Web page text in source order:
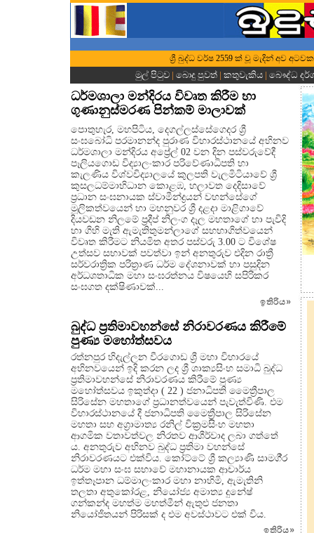
ශ්‍රී බුද්ධ වර්ෂ 2559 ක් වූ මැදින් අව
මුල් පිටුව | බොදු පුවත්| කතුවැකිය| බෞද්ධ
ධර්මශාලා මන්දිරය විවෘත කිරීම හා
ගුණානුස්මරණ පින්කම් මාලාවක්
පොතුහැර, මහපිටිය, දෙගල්ලස්සේගෙදර ශ්‍රී
සංඝබෝධි පරමානන්ද පුරාණ විහාරස්ථානයේ අභිනව
ධර්මශාලා මන්දිරය අප්‍රේල් 02 වන දින පස්වරුවේදී
පෑලියගොඩ විද්‍යාලංකාර පරිවේණාධිපති හා
කැලණිය විශ්වවිද්‍යාලයේ කුලපති වැලමිටියාවේ ශ්‍රී
කුසලධම්මාභිධාන කොළඹ, හලාවත දෙදිසාවේ
ප්‍රධාන සංඝනායක ස්වාමීන්ද්‍රයන් වහන්සේගේ
මූලිකත්වයෙන් හා මහනුවර ශ්‍රී දළදා මාළිගාවේ
දියවඩන නිලමේ ප්‍රදීප් නිලංග දෑල මහතාගේ හා පැවිදි
හා ගිහි මැති ඇමැතිතුමන්ලාගේ සහභාගිත්වයෙන්
විවෘත කිරීමට නියමිත අතර පස්වරු 3.00 ට විශේෂ
උත්සව සභාවක් පවත්වා ඉන් අනතුරුව එදින රාත්‍රී
සර්වරාත්‍රික පරිත්‍රාණ ධර්ම දේශනාවක් හා පසුදින
අර්ධශතාධික මහා සංඝරත්නය විෂයෙහි සපිරිකර
සංඝගත දක්ෂිණාවක්...
ඉතිරිය»
බුද්ධ ප්‍රතිමාවහන්සේ නිරාවරණය කිරීමේ
පුණ්‍ය මහෝත්සවය
රත්නපුර හිදැල්ලන වීරගොඩ ශ්‍රී මහා විහාරයේ
අභිනවයෙන් ඉදි කරන ලද ශ්‍රී ශාක්‍යසිංහ සමාධි බුද්ධ
ප්‍රතිමාවහන්සේ නිරාවරණය කිරීමේ පුණ්‍ය
මහෝත්සවය ඉකුත්දා ( 22 ) ජනාධිපති මෛත්‍රීපාල
සිරිසේන මහතාගේ ප්‍රධානත්වයෙන් පැවැත්විණි. එම
විහාරස්ථානයේ දී ජනාධිපති මෛත්‍රීපාල සිරිසේන
මහතා සහ අග්‍රාමාත්‍ය රනිල් වික්‍රමසිංහ මහතා
ආගමික වතාවත්වල නිරතව ආශීර්වාද ලබා ගත්තේ
ය. අනතුරුව අභිනව බුද්ධ ප්‍රතිමා වහන්සේ
නිරාවරණයට එක්විය. කෝට්ටේ ශ්‍රී කල්‍යාණි සාමගී‍්‍ර
ධර්ම මහා සංඝ සභාවේ මහානායක ආචාර්ය
ඉත්තෑපාන ධම්මාලංකාර මහා නාහිමි, ඇමැතිනි
තලතා අතුකෝරළ, නියෝජ්‍ය අමාත්‍ය දුනේෂ්
ගන්කන්ද මහත්ම මහත්මීන් ඇතුළු ජනතා
නියෝජිතයන් පිරිසක් ද එම අවස්ථාවට එක් විය.
ඉතිරිය»